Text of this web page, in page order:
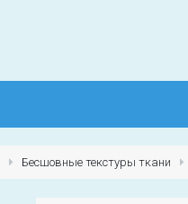
Бесшовные текстуры ткани